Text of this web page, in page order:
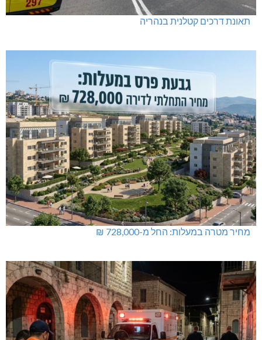
תאונת דרכים קטלנית בנהריה
מחיר מטרה במעלות: החל מ-728,000 ₪